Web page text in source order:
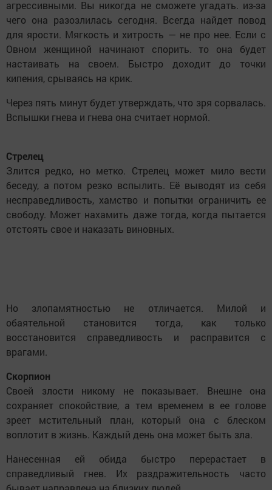
агрессивными. Вы никогда не сможете угадать. из-за
чего она разозлилась сегодня. Всегда найдет повод
для ярости. Мягкость и хитрость — не про нее. Если с
Овном женщиной начинают спорить. то она будет
настаивать на своем. Быстро доходит до точки
кипения, срываясь на крик.
Через пять минут будет утверждать, что зря сорвалась.
Вспышки гнева и гнева она считает нормой.
Стрелец
Злится редко, но метко. Стрелец может мило вести
беседу, а потом резко вспылить. Её выводят из себя
несправедливость, хамство и попытки ограничить ее
свободу. Может нахамить даже тогда, когда пытается
отстоять свое и наказать виновных.
Но злопамятностью не отличается. Милой и
обаятельной становится тогда, как только
восстановится справедливость и расправится с
врагами.
Скорпион
Своей злости никому не показывает. Внешне она
сохраняет спокойствие, а тем временем в ее голове
зреет мстительный план, который она с блеском
воплотит в жизнь. Каждый день она может быть зла.
Нанесенная ей обида быстро перерастает в
справедливый гнев. Их раздражительность часто